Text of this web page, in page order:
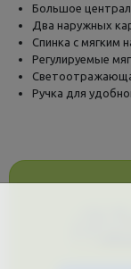
Большое
Два наружных
Спинка с мягким
Регулируемые
Ручка для